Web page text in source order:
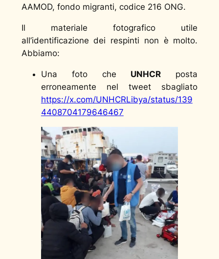
AAMOD, fondo migranti, codice 216 ONG.
Il materiale fotografico utile
all’identificazione dei respinti non è molto.
Abbiamo:
Una foto che UNHCR posta
erroneamente nel tweet sbagliato
https://x.com/UNHCRLibya/status/139
4408704179646467